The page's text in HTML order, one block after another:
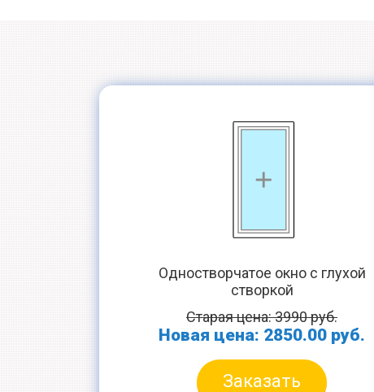
Одностворчатое окно с глухой
створкой
Старая цена: 3990 руб.
Новая цена: 2850.00 руб.
Заказать